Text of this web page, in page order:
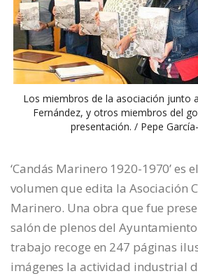
Los miembros de la asociación junto
Fernández, y otros miembros del
presentación. / Pepe
‘Candás Marinero 1920-1970’
volumen que edita la Asociación
Marinero. Una obra que fue
salón de plenos del Ayuntamiento
trabajo recoge en 247 páginas
imágenes la actividad industrial